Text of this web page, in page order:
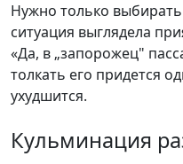
Нужно только
ситуация выглядела
«Да, в „запорожец"
толкать его придется
ухудшится.
Кульминация